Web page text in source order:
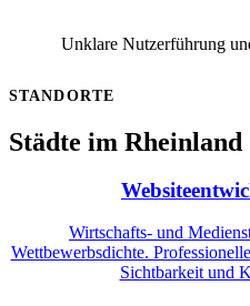
Unklare Nutzerführung
STANDORTE
Städte im Rheinland
Wirtschafts- und
Wettbewerbsdichte.
Sichtbarkeit und